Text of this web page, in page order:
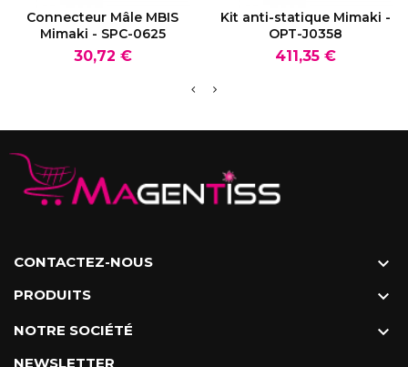
VOIR LE PRODUIT
Connecteur Mâle MBIS
Mimaki - SPC-0625
Prix
30,72 €
VOIR LE PRODUIT
Kit anti-statique Mimaki -
OPT-J0358
Prix
411,35 €
CONTACTEZ-NOUS 
PRODUITS 
NOTRE SOCIÉTÉ 
NEWSLETTER